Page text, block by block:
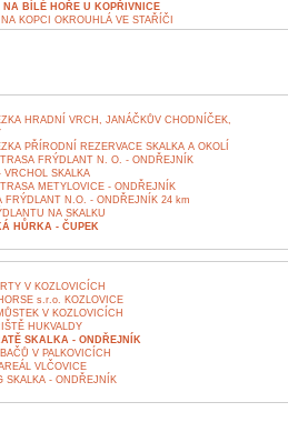
NA BÍLÉ HOŘE U KOPŘIVNICE
KOPCI OKROUHLÁ VE STAŘÍČI
HRADNÍ VRCH, JANÁČKŮV CHODNÍČEK,
PŘÍRODNÍ REZERVACE SKALKA A OKOLÍ
FRÝDLANT N. O. - ONDŘEJNÍK
SKALKA
METYLOVICE - ONDŘEJNÍK
FRÝDLANT N.O. - ONDŘEJNÍK 24 km
NA SKALKU
HŮRKA - ČUPEK
V KOZLOVICÍCH
s.r.o. KOZLOVICE
V KOZLOVICÍCH
HUKVALDY
SKALKA - ONDŘEJNÍK
V PALKOVICÍCH
VLČOVICE
SKALKA - ONDŘEJNÍK